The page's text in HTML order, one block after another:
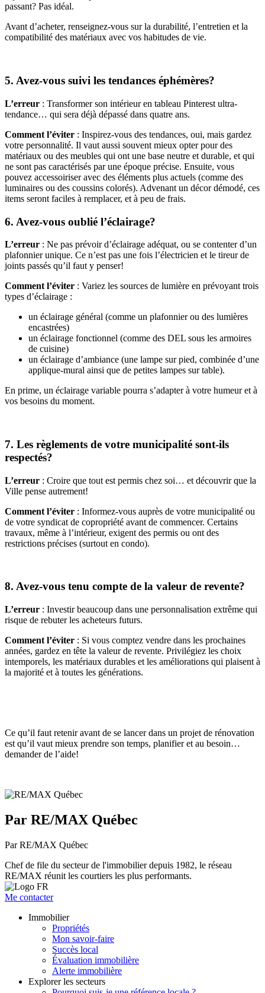
passant? Pas idéal.
Avant d’acheter, renseignez-vous sur la durabilité, l’entretien et la
compatibilité des matériaux avec vos habitudes de vie.
5. Avez-vous suivi les tendances éphémères?
L’erreur : Transformer son intérieur en tableau Pinterest ultra-
tendance… qui sera déjà dépassé dans quatre ans.
Comment l’éviter : Inspirez-vous des tendances, oui, mais gardez
votre personnalité. Il vaut aussi souvent mieux opter pour des
matériaux ou des meubles qui ont une base neutre et durable, et qui
ne sont pas caractérisés par une époque précise. Ensuite, vous
pouvez accessoiriser avec des éléments plus actuels (comme des
luminaires ou des coussins colorés). Advenant un décor démodé, ces
items seront faciles à remplacer, et à peu de frais.
6. Avez-vous oublié l’éclairage?
L’erreur : Ne pas prévoir d’éclairage adéquat, ou se contenter d’un
plafonnier unique. Ce n’est pas une fois l’électricien et le tireur de
joints passés qu’il faut y penser!
Comment l’éviter : Variez les sources de lumière en prévoyant trois
types d’éclairage :
un éclairage général (comme un plafonnier ou des lumières
encastrées)
un éclairage fonctionnel (comme des DEL sous les armoires
de cuisine)
un éclairage d’ambiance (une lampe sur pied, combinée d’une
applique-mural ainsi que de petites lampes sur table).
En prime, un éclairage variable pourra s’adapter à votre humeur et à
vos besoins du moment.
7. Les règlements de votre municipalité sont-ils
respectés?
L’erreur : Croire que tout est permis chez soi… et découvrir que la
Ville pense autrement!
Comment l’éviter : Informez-vous auprès de votre municipalité ou
de votre syndicat de copropriété avant de commencer. Certains
travaux, même à l’intérieur, exigent des permis ou ont des
restrictions précises (surtout en condo).
8. Avez-vous tenu compte de la valeur de revente?
L’erreur : Investir beaucoup dans une personnalisation extrême qui
risque de rebuter les acheteurs futurs.
Comment l’éviter : Si vous comptez vendre dans les prochaines
années, gardez en tête la valeur de revente. Privilégiez les choix
intemporels, les matériaux durables et les améliorations qui plaisent à
la majorité et à toutes les générations.
Ce qu’il faut retenir avant de se lancer dans un projet de rénovation
est qu’il vaut mieux prendre son temps, planifier et au besoin…
demander de l’aide!
Par RE/MAX Québec
Par RE/MAX Québec
Chef de file du secteur de l'immobilier depuis 1982, le réseau
RE/MAX réunit les courtiers les plus performants.
Me contacter
Immobilier
Propriétés
Mon savoir-faire
Succès local
Évaluation immobilière
Alerte immobilière
Explorer les secteurs